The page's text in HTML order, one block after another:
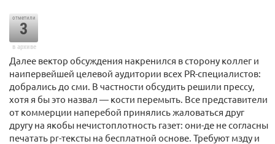
отметили
3
в архиве
Далее вектор обсуждения накренился в сторону коллег и
наипервейшей целевой аудитории всех PR-специалистов:
добрались до сми. В частности обсудить решили прессу,
хотя я бы это назвал — кости перемыть. Все представители
от коммерции наперебой принялись жаловаться друг
другу на якобы нечистоплотность газет: они-де не согласны
печатать pr-тексты на бесплатной основе. Требуют мзду и